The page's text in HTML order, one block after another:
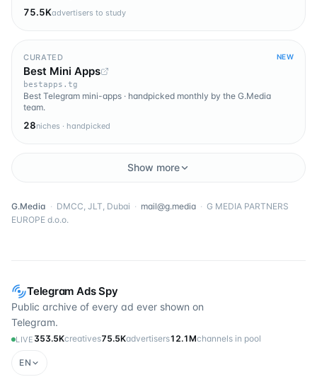
Telegram Ads Spy
Public archive of every ad ever shown on
Telegram.
LIVE 353.5Kcreatives75.5Kadvertisers12.1Mchannels in pool
EN
75.5Kadvertisers to study
CURATED NEW
Best Mini Apps
bestapps.tg
Best Telegram mini-apps · handpicked monthly by the G.Media
team.
28niches · handpicked
Show more
G.Media · DMCC, JLT, Dubai · mail@g.media · G MEDIA PARTNERS
EUROPE d.o.o.